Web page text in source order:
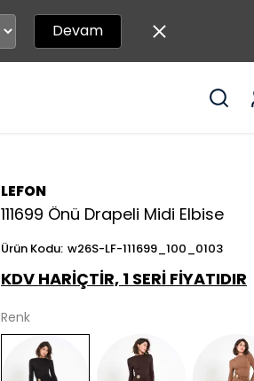
Devam
LEFON
111699 Önü Drapeli Midi Elbise
Ürün Kodu: w26S-LF-111699_100_0103
KDV HARİÇTİR, 1 SERİ FİYATIDIR
Renk